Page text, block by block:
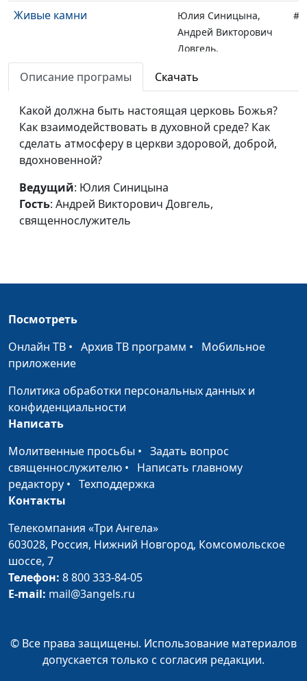
Живые камни
Юлия Синицына,
Андрей Викторович
Довгель,
почва
Юлия Синицына,
Андрей Викторович
Довгель,
священнослужитель
Наш взгляд на Бога и на
церковь
Довгель,
Довгель,
Органическая природа
церкви
Андрей Викторович
Уединение и простота
священнослужитель
Пост
Духовная семья
Божье руководство
Андрей Викторович
Довгель,
Описание програмы Скачать
Какой должна быть настоящая церковь Божья?
Как взаимодействовать в духовной среде? Как
сделать атмосферу в церкви здоровой, доброй,
вдохновенной?
Ведущий: Юлия Синицына
Гость: Андрей Викторович Довгель,
священнослужитель
Посмотреть
Онлайн ТВ • Архив ТВ программ • Мобильное
приложение
Политика обработки персональных данных и
конфиденциальности
Написать
Молитвенные просьбы • Задать вопрос
священнослужителю • Написать главному
редактору • Техподдержка
Контакты
Телекомпания «Три Ангела»
603028, Россия, Нижний Новгород, Комсомольское
шоссе, 7
Телефон: 8 800 333-84-05
E-mail: mail@3angels.ru
© Все права защищены. Использование материалов
допускается только с согласия редакции.